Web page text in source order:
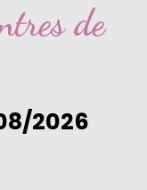
de
2026